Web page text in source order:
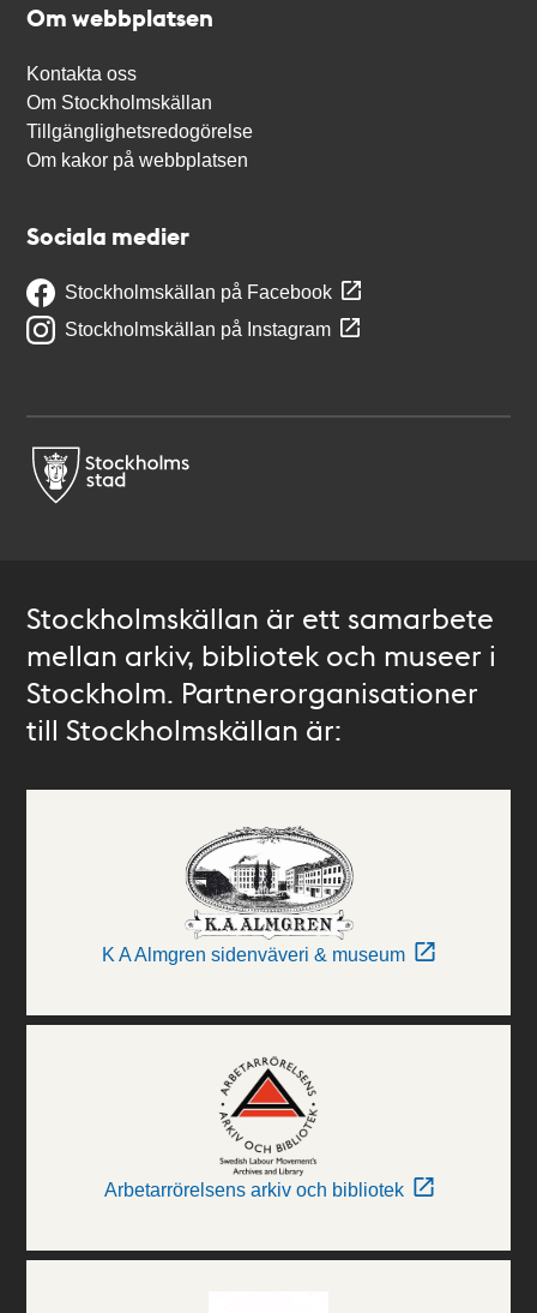
Om webbplatsen
Kontakta oss
Om Stockholmskällan
Tillgänglighetsredogörelse
Om kakor på webbplatsen
Sociala medier
Stockholmskällan på Facebook
Stockholmskällan på Instagram
Stockholmskällan är ett samarbete
mellan arkiv, bibliotek och museer i
Stockholm. Partnerorganisationer
till Stockholmskällan är:
K A Almgren sidenväveri & museum
Arbetarrörelsens arkiv och bibliotek